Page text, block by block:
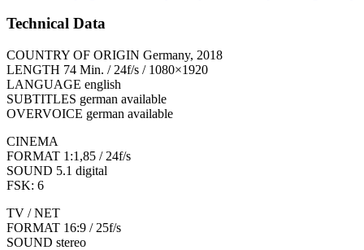
Technical Data
COUNTRY OF ORIGIN Germany, 2018
LENGTH 74 Min. / 24f/s / 1080×1920
LANGUAGE english
SUBTITLES german available
OVERVOICE german available
CINEMA
FORMAT 1:1,85 / 24f/s
SOUND 5.1 digital
FSK: 6
TV / NET
FORMAT 16:9 / 25f/s
SOUND stereo